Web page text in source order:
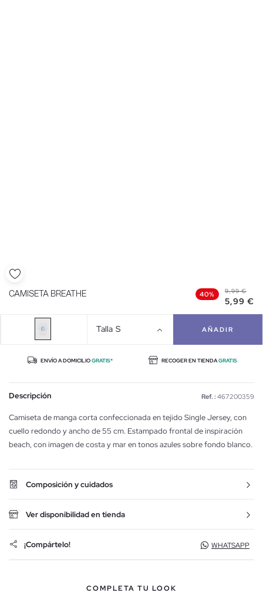
CAMISETA BREATHE 40% 9,99 €
5,99 €
Talla S AÑADIR
ENVÍO A DOMICILIOGRATIS* RECOGER EN TIENDAGRATIS
Descripción Ref. : 467200359
Camiseta de manga corta confeccionada en tejido Single Jersey, con
cuello redondo y ancho de 55 cm. Estampado frontal de inspiración
beach, con imagen de costa y mar en tonos azules sobre fondo blanco.
Composición y cuidados
Ver disponibilidad en tienda
¡Compártelo! WHATSAPP
COMPLETA TU LOOK